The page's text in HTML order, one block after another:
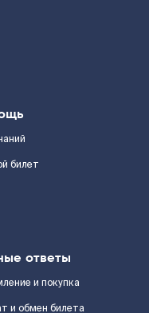
билет
ответы
и покупка
и обмен билета